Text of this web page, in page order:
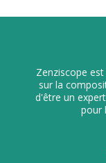
Zenziscope
sur la
d'être un
pour